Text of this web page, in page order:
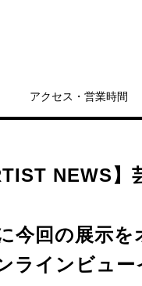
アクセス・営業時間
NEWS
今回の展⽰
ラインビュ